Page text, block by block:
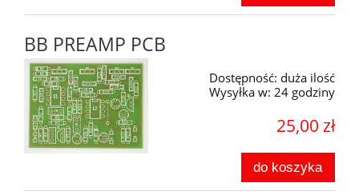
BB PREAMP PCB
Dostępność: duża ilość
Wysyłka w: 24 godziny
25,00 zł
do koszyka